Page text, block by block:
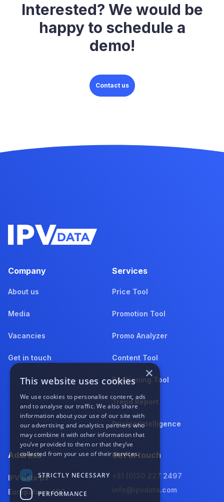
Interested? We would be
happy to schedule a
demo!
Contact us
Company
About us
Media
Vacancies
Get in touch
Services
Price Tool
Promotion Tool
Promo Analyzer
Content Tool
Positioning Tool
Trend Report
Pricing Intelligence
Address
IPV data BV
Europalaan 400
Get in touch
+31 (0)30 227 2497
info@ipvdata.com
×
This website uses cookies
We use cookies to personalise content, ads
and to analyse our traffic. We also share
information about your use of our site with
our advertising and analytics partners who
may combine it with other information that
you’ve provided to them or that they’ve
collected from your use of their services.
STRICTLY NECESSARY
PERFORMANCE